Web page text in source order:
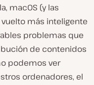
macOS (y las
más inteligente
problemas que
de contenidos
podemos ver
ordenadores, el